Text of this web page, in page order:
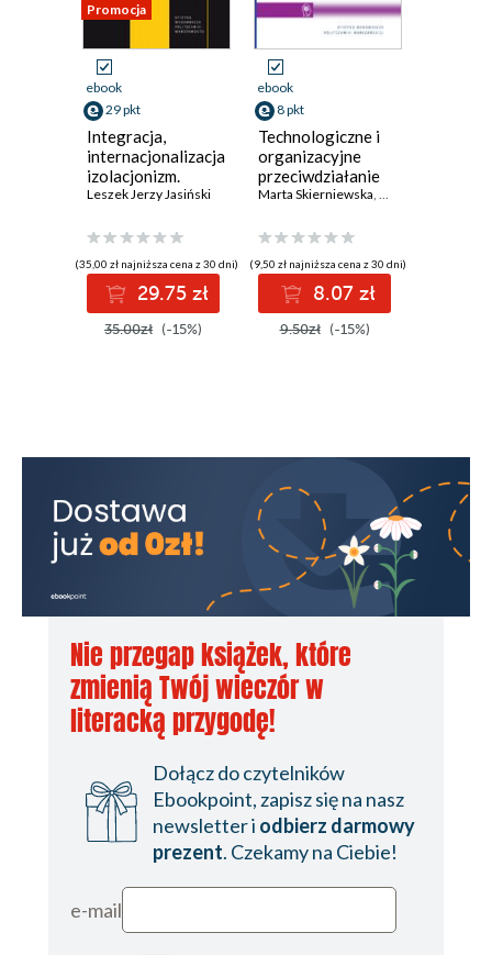
Promocja
ebook
29 pkt
Integracja,
internacjonalizacja,
izolacjonizm.
Analiza
Leszek Jerzy Jasiński
(35,00 zł najniższa cena z 30 dni)
29.75 zł
35.00zł (-15%)
ebook
8 pkt
Technologiczne i
organizacyjne
przeciwdziałanie
wykluczeniom
Marta Skierniewska, Katarzyna Skroban
(9,50 zł najniższa cena z 30 dni)
8.07 zł
9.50zł (-15%)
Nie przegap książek, które
zmienią Twój wieczór w
literacką przygodę!
Dołącz do czytelników
Ebookpoint, zapisz się na nasz
newsletter i odbierz darmowy
prezent. Czekamy na Ciebie!
e-mail